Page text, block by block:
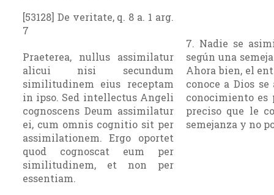
[53128] De veritate, q. 8 a. 1 arg.
7
Praeterea, nullus assimilatur
alicui nisi secundum
similitudinem eius receptam
in ipso. Sed intellectus Angeli
cognoscens Deum assimilatur
ei, cum omnis cognitio sit per
assimilationem. Ergo oportet
quod cognoscat eum per
similitudinem, et non per
essentiam.
7. Nadie se
según una
Ahora bien, el
conoce a Dios
conocimiento es
preciso que le
semejanza y no